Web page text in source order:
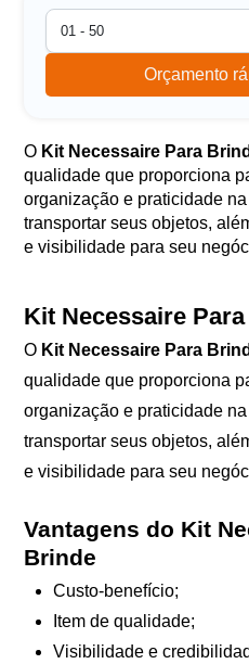
Orçamento
O Kit Necessaire Para
qualidade que proporciona
organização e praticidade
transportar seus objetos,
e visibilidade para seu
Kit Necessaire
O Kit Necessaire Para
qualidade que proporciona
organização e praticidade
transportar seus objetos,
e visibilidade para seu
Vantagens do Kit
Brinde
Custo-benefício;
Item de qualidade;
Visibilidade e